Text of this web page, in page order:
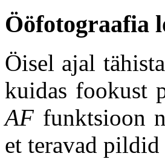
Ööfotograafia
Öisel ajal
kuidas fookust
AF funktsioon
et teravad